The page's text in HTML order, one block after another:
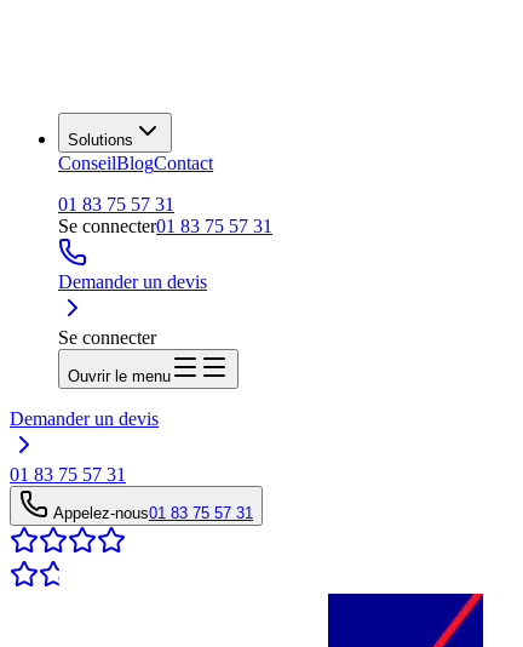
Solutions
ConseilBlogContact
01 83 75 57 31
Se connecter01 83 75 57 31
Demander un devis
Se connecter
Ouvrir le menu
Demander un devis
01 83 75 57 31
Appelez-nous01 83 75 57 31